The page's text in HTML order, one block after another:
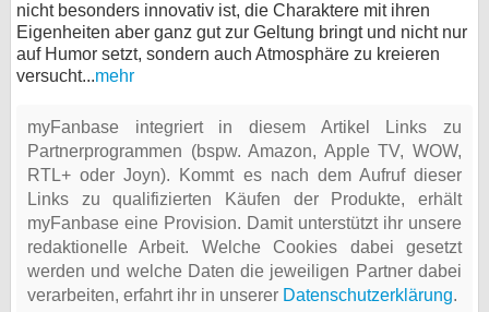
nicht besonders innovativ ist, die Charaktere mit ihren
Eigenheiten aber ganz gut zur Geltung bringt und nicht nur
auf Humor setzt, sondern auch Atmosphäre zu kreieren
versucht...mehr
myFanbase integriert in diesem Artikel Links zu
Partnerprogrammen (bspw. Amazon, Apple TV, WOW,
RTL+ oder Joyn). Kommt es nach dem Aufruf dieser
Links zu qualifizierten Käufen der Produkte, erhält
myFanbase eine Provision. Damit unterstützt ihr unsere
redaktionelle Arbeit. Welche Cookies dabei gesetzt
werden und welche Daten die jeweiligen Partner dabei
verarbeiten, erfahrt ihr in unserer Datenschutzerklärung.